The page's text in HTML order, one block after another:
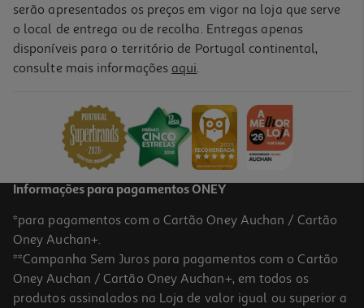
Guache Auchan Chicky Verde 250ml
serão apresentados os preços em vigor na loja que serve
o local de entrega ou de recolha. Entregas apenas
disponíveis para o território de Portugal continental,
consulte mais informações aqui.
Informações para pagamentos ONEY
*para pagamentos com o Cartão Oney Auchan / Cartão
Oney Auchan+.
**Campanha Sem Juros para pagamentos com o Cartão
Oney Auchan / Cartão Oney Auchan+, em todos os
produtos assinalados na Loja de valor igual ou superior a